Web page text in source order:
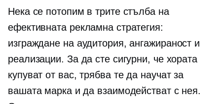
Нека се потопим в трите стълба на
ефективната рекламна стратегия:
изграждане на аудитория, ангажираност и
реализации. За да сте сигурни, че хората
купуват от вас, трябва те да научат за
вашата марка и да взаимодействат с нея.